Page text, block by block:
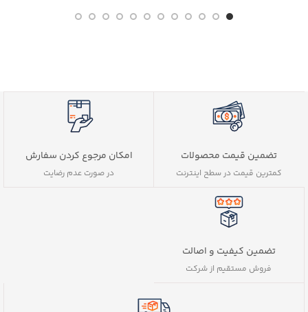
تضمین قیمت محصولات
کمترین قیمت در سطح اینترنت
امکان مرجوع کردن سفارش
در صورت عدم رضایت
تضمین کیفیت و اصالت
فروش مستقیم از شرکت